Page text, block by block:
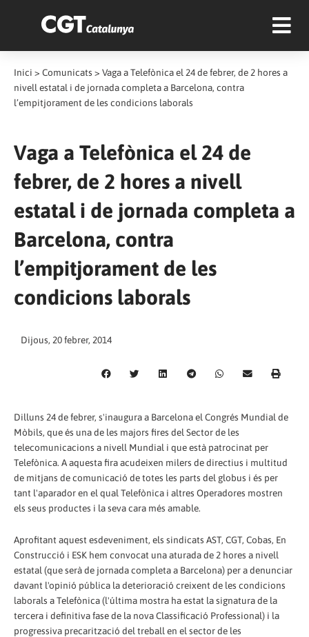
Inici > Comunicats > Vaga a Telefònica el 24 de febrer, de 2 hores a
nivell estatal i de jornada completa a Barcelona, contra
l’empitjorament de les condicions laborals
Vaga a Telefònica el 24 de
febrer, de 2 hores a nivell
estatal i de jornada completa a
Barcelona, contra
l’empitjorament de les
condicions laborals
Dijous, 20 febrer, 2014
Dilluns 24 de febrer, s'inaugura a Barcelona el Congrés Mundial de
Mòbils, que és una de les majors fires del Sector de les
telecomunicacions a nivell Mundial i que està patrocinat per
Telefònica. A aquesta fira acudeixen milers de directius i multitud
de mitjans de comunicació de totes les parts del globus i és per
tant l'aparador en el qual Telefònica i altres Operadores mostren
els seus productes i la seva cara més amable.
Aprofitant aquest esdeveniment, els sindicats AST, CGT, Cobas, En
Construcció i ESK hem convocat una aturada de 2 hores a nivell
estatal (que serà de jornada completa a Barcelona) per a denunciar
davant l'opinió pública la deterioració creixent de les condicions
laborals a Telefònica (l'última mostra ha estat la signatura de la
tercera i definitiva fase de la nova Classificació Professional) i la
progressiva precarització del treball en el sector de les